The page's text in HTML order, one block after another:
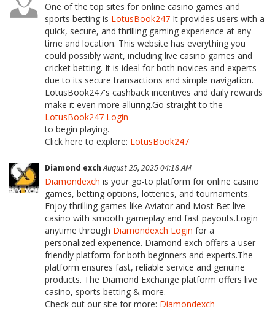
One of the top sites for online casino games and
sports betting is LotusBook247 It provides users with a
quick, secure, and thrilling gaming experience at any
time and location. This website has everything you
could possibly want, including live casino games and
cricket betting. It is ideal for both novices and experts
due to its secure transactions and simple navigation.
LotusBook247's cashback incentives and daily rewards
make it even more alluring.Go straight to the
LotusBook247 Login
to begin playing.
Click here to explore: LotusBook247
Diamond exchAugust 25, 2025 04:18 AM
Diamondexch is your go-to platform for online casino
games, betting options, lotteries, and tournaments.
Enjoy thrilling games like Aviator and Most Bet live
casino with smooth gameplay and fast payouts.Login
anytime through Diamondexch Login for a
personalized experience. Diamond exch offers a user-
friendly platform for both beginners and experts.The
platform ensures fast, reliable service and genuine
products. The Diamond Exchange platform offers live
casino, sports betting & more.
Check out our site for more: Diamondexch